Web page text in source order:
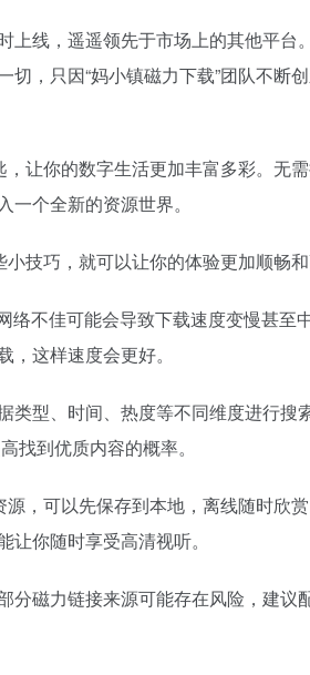
线，遥遥领先于市场上的其他平台
，只因“妈小镇磁力下载”团队不断
让你的数字生活更加丰富多彩。无
个全新的资源世界。
技巧，就可以让你的体验更加顺畅和
不佳可能会导致下载速度变慢甚至
这样速度会更好。
型、时间、热度等不同维度进行搜
找到优质内容的概率。
，可以先保存到本地，离线随时欣
你随时享受高清视听。
磁力链接来源可能存在风险，建议